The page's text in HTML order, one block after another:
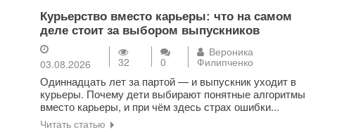
Курьерство вместо карьеры: что на самом
деле стоит за выбором выпускников
03.08.2026 32 0
Вероника
Филипченко
Одиннадцать лет за партой — и выпускник уходит в
курьеры. Почему дети выбирают понятные алгоритмы
вместо карьеры, и при чём здесь страх ошибки...
Читать статью